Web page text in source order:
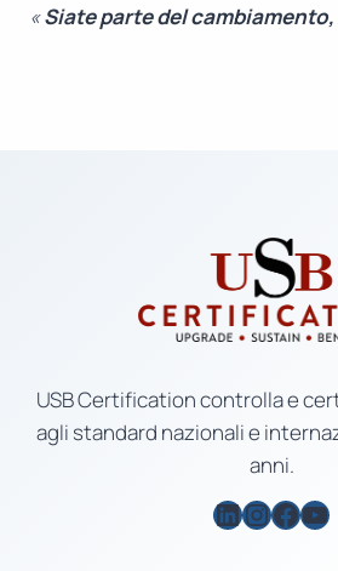
«Siate parte del cambiamento,
USB Certification controlla e
agli standard nazionali e
anni.
LinkedIn